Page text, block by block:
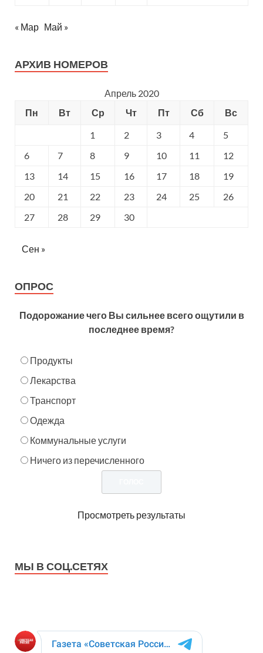
« Мар Май »
АРХИВ НОМЕРОВ
Апрель 2020
Пн
Вт Ср Чт Пт Сб
Вс
1
2 3 4
5
6
7 8 9 10 11
12
13
14 15 16 17 18
19
20
21 22 23 24 25
26
27
28 29 30
Сен »
ОПРОС
Подорожание чего Вы сильнее всего ощутили в
последнее время?
Продукты
Лекарства
Транспорт
Одежда
Коммунальные услуги
Ничего из перечисленного
Просмотреть результаты
МЫ В СОЦ.СЕТЯХ